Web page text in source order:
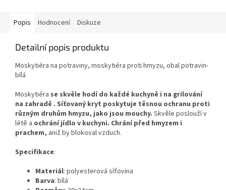
Popis Hodnocení Diskuze
Detailní popis produktu
Moskytiéra na potraviny, moskytiéra proti hmyzu, obal potravin-
bílá
Moskytiéra se skvěle hodí do každé kuchyně i na grilování
na zahradě . Síťovaný kryt poskytuje těsnou ochranu proti
různým druhům hmyzu, jako jsou mouchy. Skvěle poslouží v
létě a ochrání jídlo v kuchyni. Chrání před hmyzem i
prachem, aniž by blokoval vzduch.
Specifikace:
Materiál: polyesterová síťovina
Barva: bílá